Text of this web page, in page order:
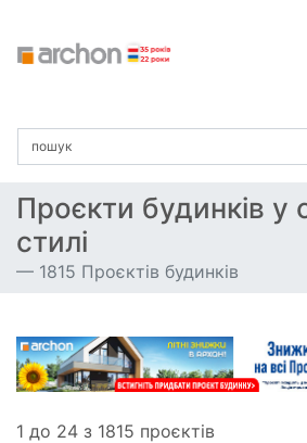
Проєкти будинків у
стилі
1815 Проєктів будинків
1 до 24 з 1815 проєктів